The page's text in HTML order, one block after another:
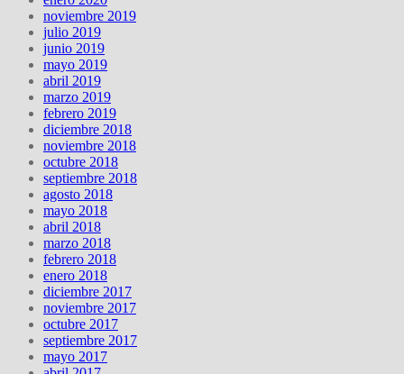
noviembre 2019
julio 2019
junio 2019
mayo 2019
abril 2019
marzo 2019
febrero 2019
diciembre 2018
noviembre 2018
octubre 2018
septiembre 2018
agosto 2018
mayo 2018
abril 2018
marzo 2018
febrero 2018
enero 2018
diciembre 2017
noviembre 2017
octubre 2017
septiembre 2017
mayo 2017